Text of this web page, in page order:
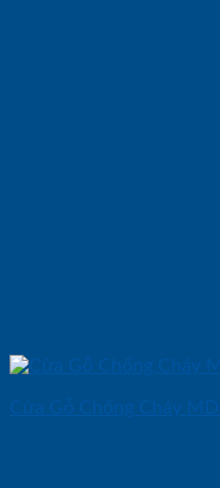
Cửa Gỗ Chống Cháy